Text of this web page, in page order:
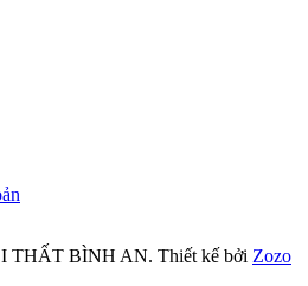
THẤT BÌNH AN. Thiết kế bởi Zozo